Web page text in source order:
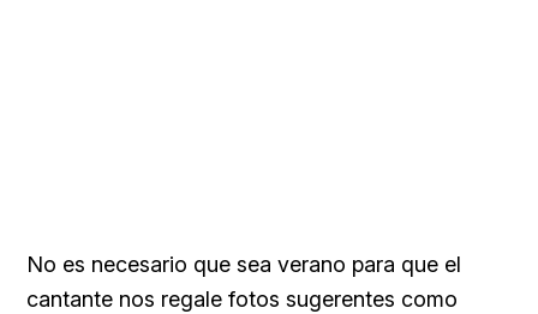
No es necesario que sea verano para que el
cantante nos regale fotos sugerentes como